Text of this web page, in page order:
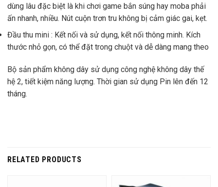
dùng lâu đặc biệt là khi chơi game bắn súng hay moba phải
ấn nhanh, nhiều. Nút cuộn trơn tru không bị cảm giác gai, kẹt.
Đầu thu mini : Kết nối và sử dụng, kết nối thông minh. Kích
thước nhỏ gọn, có thể đặt trong chuột và dễ dàng mang theo
Bộ sản phẩm không dây sử dụng công nghệ không dây thế
hệ 2, tiết kiệm năng lượng. Thời gian sử dụng Pin lên đến 12
tháng.
RELATED PRODUCTS